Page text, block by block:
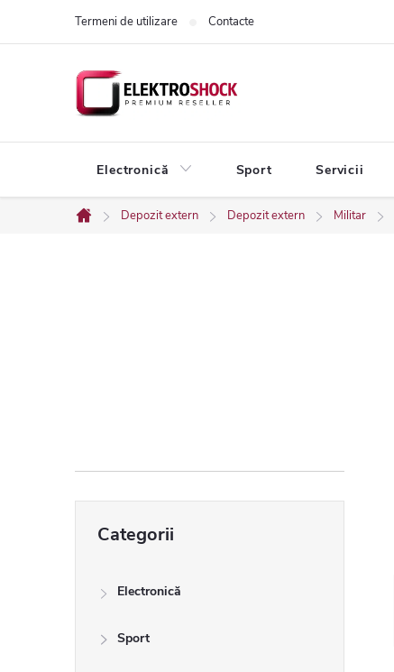
Termeni de utilizare Contacte
Electronică Sport Servicii
Acasă
Depozit extern Depozit extern Militar
l
apesteCategorii
Electronică
Sport